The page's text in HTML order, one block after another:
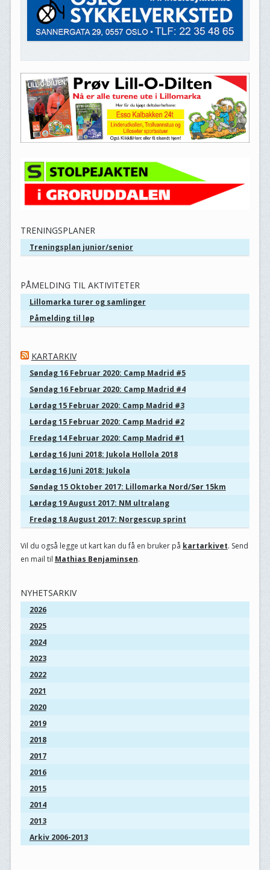
TRENINGSPLANER
Treningsplan junior/senior
PÅMELDING TIL AKTIVITETER
Lillomarka turer og samlinger
Påmelding til løp
KARTARKIV
Søndag 16 Februar 2020: Camp Madrid #5
Søndag 16 Februar 2020: Camp Madrid #4
Lørdag 15 Februar 2020: Camp Madrid #3
Lørdag 15 Februar 2020: Camp Madrid #2
Fredag 14 Februar 2020: Camp Madrid #1
Lørdag 16 Juni 2018: Jukola Hollola 2018
Lørdag 16 Juni 2018: Jukola
Søndag 15 Oktober 2017: Lillomarka Nord/Sør 15km
Lørdag 19 August 2017: NM ultralang
Fredag 18 August 2017: Norgescup sprint
Vil du også legge ut kart kan du få en bruker på kartarkivet. Send
en mail til Mathias Benjaminsen.
NYHETSARKIV
2026
2025
2024
2023
2022
2021
2020
2019
2018
2017
2016
2015
2014
2013
Arkiv 2006-2013